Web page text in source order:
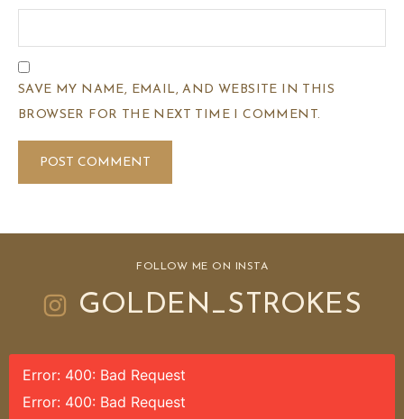
SAVE MY NAME, EMAIL, AND WEBSITE IN THIS
BROWSER FOR THE NEXT TIME I COMMENT.
FOLLOW ME ON INSTA
GOLDEN_STROKES
Error: 400: Bad Request
Error: 400: Bad Request